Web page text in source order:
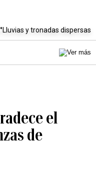
Lluvias y tronadas dispersas
el
de